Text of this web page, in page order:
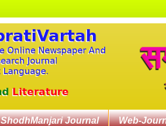
ShodhManjari Journal Web-